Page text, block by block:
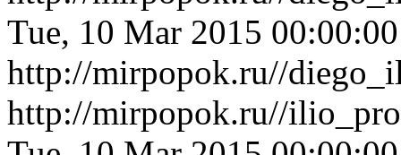
Tue, 10 Mar 2015
http://mirpopok.ru//
http://mirpopok.ru//